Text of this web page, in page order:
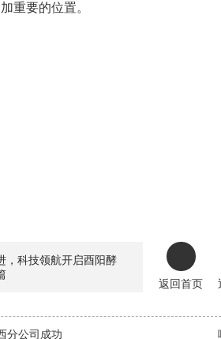
重要的位置。
，科技领航开启酉阳酵
返回首页
分公司成功